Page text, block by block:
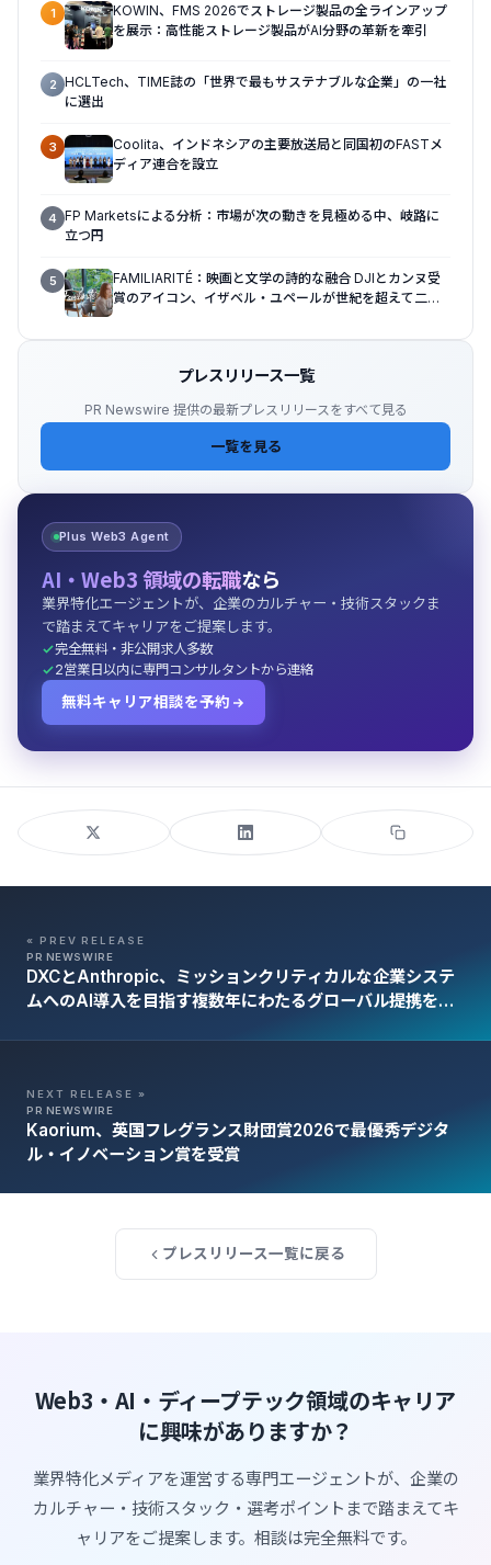
1
KOWIN、FMS 2026でストレージ製品の全ラインアップ
を展示：高性能ストレージ製品がAI分野の革新を牽引
2 HCLTech、TIME誌の「世界で最もサステナブルな企業」の一社
に選出
3
Coolita、インドネシアの主要放送局と同国初のFASTメ
ディア連合を設立
4 FP Marketsによる分析：市場が次の動きを見極める中、岐路に
立つ円
5
FAMILIARITÉ：映画と文学の詩的な融合 DJIとカンヌ受
賞のアイコン、イザベル・ユペールが世紀を超えて二人
影
プレスリリース一覧
PR Newswire 提供の最新プレスリリースをすべて見る
一覧を見る
Plus Web3 Agent
AI・Web3 領域の転職なら
業界特化エージェントが、企業のカルチャー・技術スタックま
で踏まえてキャリアをご提案します。
完全無料・非公開求人多数
2営業日以内に専門コンサルタントから連絡
無料キャリア相談を予約
« PREV RELEASE
PR NEWSWIRE
DXCとAnthropic、ミッションクリティカルな企業システ
ムへのAI導入を目指す複数年にわたるグローバル提携を発
NEXT RELEASE »
PR NEWSWIRE
Kaorium、英国フレグランス財団賞2026で最優秀デジタ
ル・イノベーション賞を受賞
プレスリリース一覧に戻る
Web3・AI・ディープテック領域のキャリア
に興味がありますか？
業界特化メディアを運営する専門エージェントが、企業の
カルチャー・技術スタック・選考ポイントまで踏まえてキ
ャリアをご提案します。相談は完全無料です。